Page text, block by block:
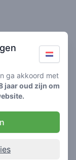
ga akkoord met
jaar oud zijn om